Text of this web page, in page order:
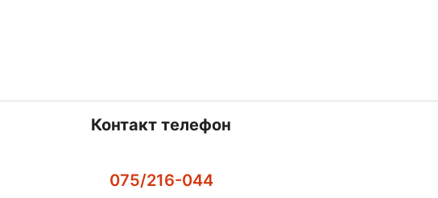
Контакт телефон
075/216-044